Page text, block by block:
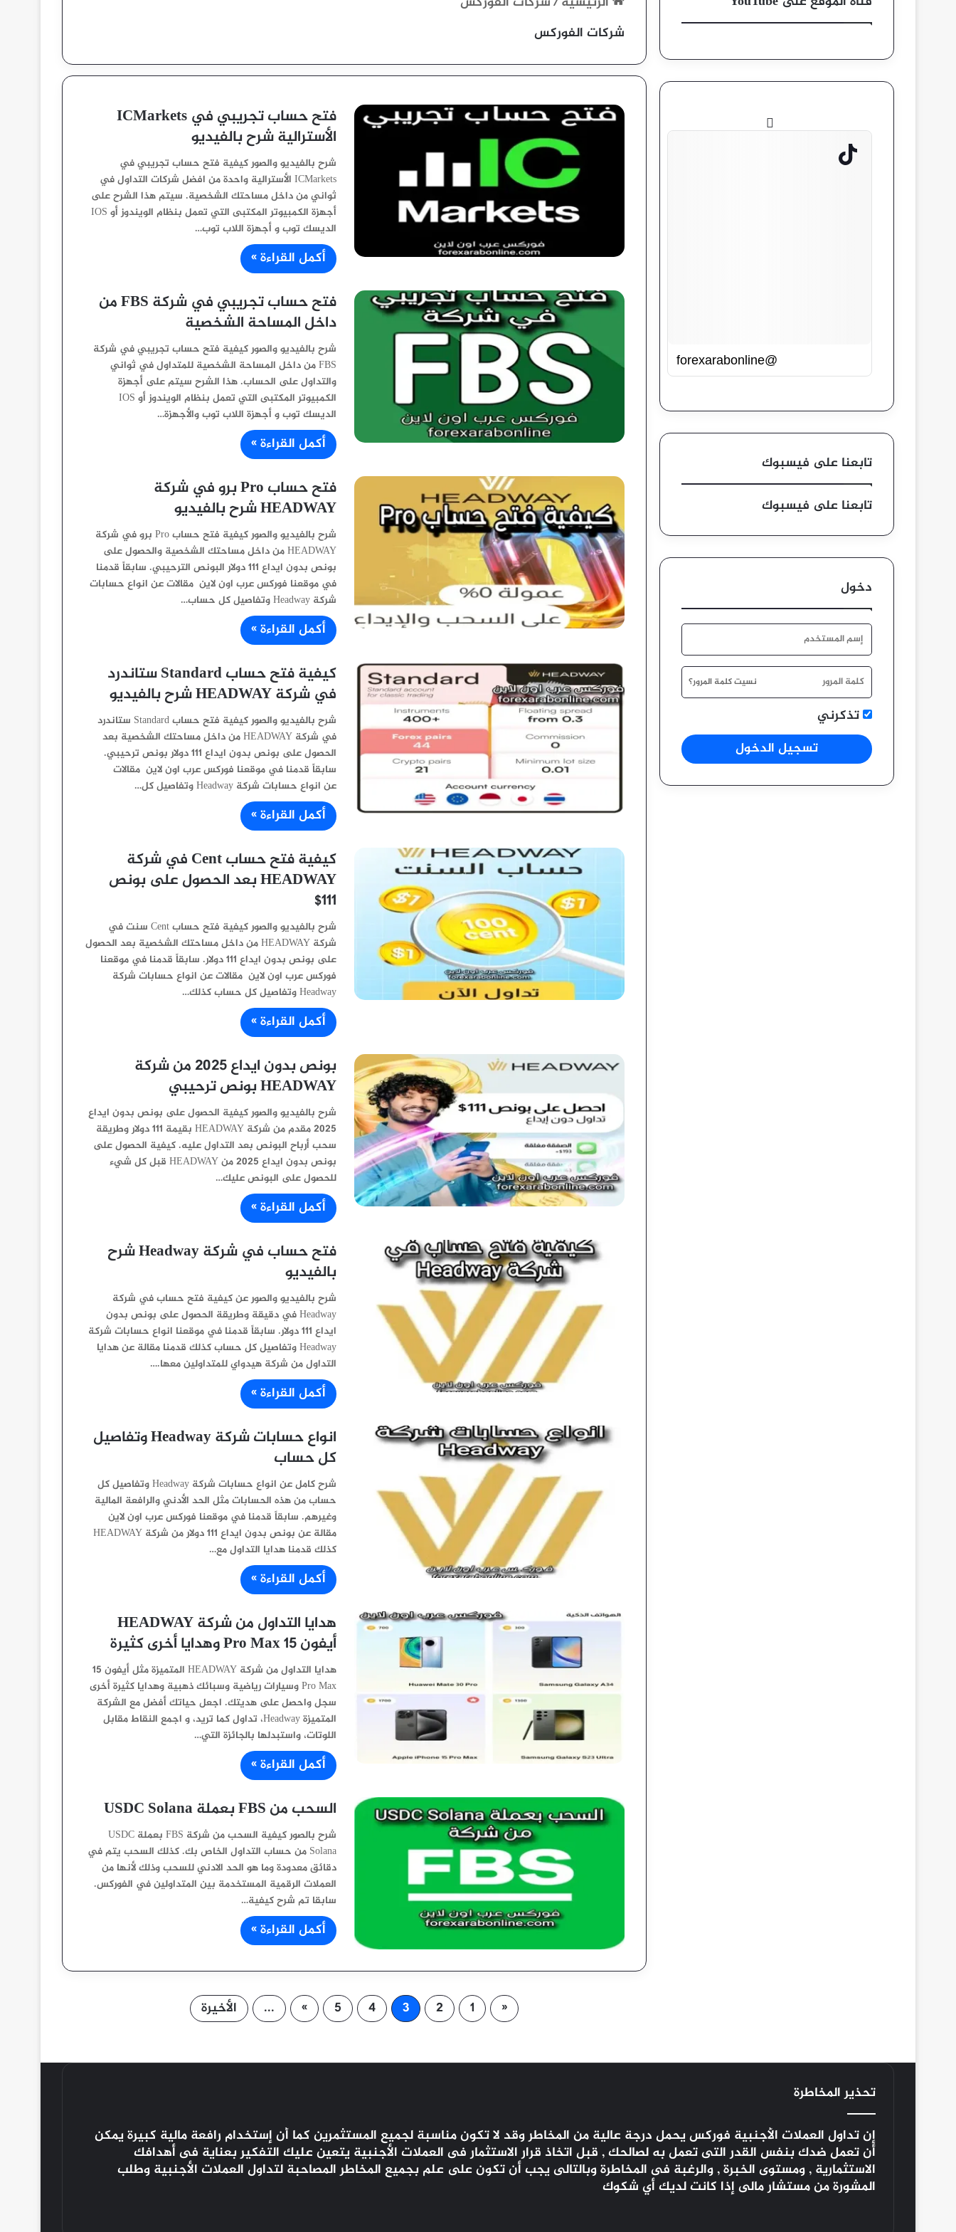
شركات الفوركس
فتح حساب تجريبي في ICMarkets
الأسترالية شرح بالفيديو
شرح بالفيديو والصور كيفية فتح حساب تجريبي في
ICMarkets الأسترالية واحدة من افضل شركات التداول في
ثواني من داخل مساحتك الشخصية. سيتم هذا الشرح على
أجهزة الكمبيوتر المكتبى التي تعمل بنظام الويندوز أو IOS
الديسك توب و أجهزة اللاب توب…
أكمل القراءة »
فتح حساب تجريبي في شركة FBS من
داخل المساحة الشخصية
شرح بالفيديو والصور كيفية فتح حساب تجريبي في شركة
FBS من داخل المساحة الشخصية للمتداول في ثواني
والتداول على الحساب. هذا الشرح سيتم على أجهزة
الكمبيوتر المكتبى التي تعمل بنظام الويندوز أو IOS
الديسك توب و أجهزة اللاب توب والأجهزة…
أكمل القراءة »
فتح حساب Pro برو في شركة
HEADWAY شرح بالفيديو
شرح بالفيديو والصور كيفية فتح حساب Pro برو في شركة
HEADWAY من داخل مساحتك الشخصية والحصول على
بونص بدون ايداع 111 دولار البونص الترحيبي. سابقاً قدمنا
في موقعنا فوركس عرب اون لاين مقالات عن انواع حسابات
شركة Headway وتفاصيل كل حساب…
أكمل القراءة »
كيفية فتح حساب Standard ستاندرد
في شركة HEADWAY شرح بالفيديو
شرح بالفيديو والصور كيفية فتح حساب Standard ستاندرد
في شركة HEADWAY من داخل مساحتك الشخصية بعد
الحصول على بونص بدون ايداع 111 دولار بونص ترحيبي.
سابقاً قدمنا في موقعنا فوركس عرب اون لاين مقالات
عن انواع حسابات شركة Headway وتفاصيل كل…
أكمل القراءة »
كيفية فتح حساب Cent في شركة
HEADWAY بعد الحصول على بونص
111$
شرح بالفيديو والصور كيفية فتح حساب Cent سنت في
شركة HEADWAY من داخل مساحتك الشخصية بعد الحصول
على بونص بدون ايداع 111 دولار. سابقاً قدمنا في موقعنا
فوركس عرب اون لاين مقالات عن انواع حسابات شركة
Headway وتفاصيل كل حساب كذلك…
أكمل القراءة »
بونص بدون ايداع 2025 من شركة
HEADWAY بونص ترحيبي
شرح بالفيديو والصور كيفية الحصول على بونص بدون ايداع
2025 مقدم من شركة HEADWAY بقيمة 111 دولار وطريقة
سحب أرباح البونص بعد التداول عليه. كيفية الحصول على
بونص بدون ايداع 2025 من HEADWAY قبل كل شيء
للحصول على البونص عليك…
أكمل القراءة »
فتح حساب في شركة Headway شرح
بالفيديو
شرح بالفيديو والصور عن كيفية فتح حساب في شركة
Headway في دقيقة وطريقة الحصول على بونص بدون
ايداع 111 دولار. سابقاً قدمنا في موقعنا انواع حسابات شركة
Headway وتفاصيل كل حساب كذلك قدمنا مقالة عن هدايا
التداول من شركة هيدواي للمتداولين معها.…
أكمل القراءة »
انواع حسابات شركة Headway وتفاصيل
كل حساب
شرح كامل عن انواع حسابات شركة Headway وتفاصيل كل
حساب من هذه الحسابات مثل الحد الأدني والرافعة المالية
وغيرهم. سابقاً قدمنا في موقعنا فوركس عرب اون لاين
مقالة عن بونص بدون ايداع 111 دولار من شركة HEADWAY
كذلك قدمنا هدايا التداول مع…
أكمل القراءة »
هدايا التداول من شركة HEADWAY
أيفون 15 Pro Max وهدايا أخرى كثيرة
هدايا التداول من شركة HEADWAY المتميزة مثل أيفون 15
Pro Max وسيارات رياضية وسبائك ذهبية وهدايا كثيرة أخرى
سجل واحصل على هديتك. اجعل حياتك أفضل مع الشركة
المتميزة Headway، تداول كما تريد، و اجمع النقاط مقابل
اللوتات، واستبدلها بالجائزة التي…
أكمل القراءة »
السحب من FBS بعملة USDC Solana
شرح بالصور كيفية السحب من شركة FBS بعملة USDC
Solana من حساب التداول الخاص بك. كذلك السحب يتم في
دقائق معدودة وما هو الحد الادني للسحب وذلك لأنها من
العملات الرقمية المستخدمة بين المتداولين في الفوركس.
سابقا تم شرح كيفية…
أكمل القراءة »
«
1
2
3
4
5
»
... الأخيرة
@forexarabonline
تابعنا على فيسبوك
تابعنا على فيسبوك
دخول
نسيت كلمة المرور؟
تذكرني
تسجيل الدخول
تحذير المخاطرة
إن تداول العملات الأجنبية فوركسيحمل درجة عالية من المخاطر وقد لا تكون مناسبة لجميع المستثمرين كما أن إستخدام رافعة مالية كبيرة يمكن
أن تعمل ضدك بنفس القدر التى تعمل به لصالحك , قبل اتخاذ قرار الاستثمار فى العملات الأجنبية يتعين عليك التفكير بعناية فى أهدافك
الاستثمارية , ومستوى الخبرة , والرغبة فى المخاطرة وبالتالى يجب أن تكون على علم بجميع المخاطر المصاحبة لتداول العملات الأجنبية وطلب
المشورة من مستشار مالى إذا كانت لديك أي شكوك